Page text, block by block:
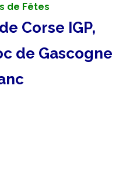
de Fêtes
Corse IGP,
de Gascogne